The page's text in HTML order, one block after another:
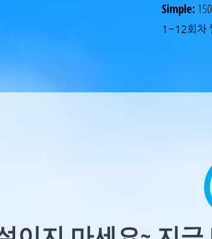
Simple:
1~12회차